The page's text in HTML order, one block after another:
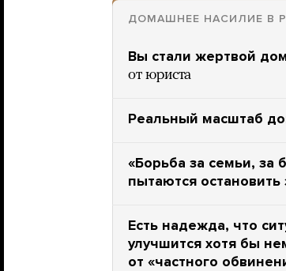
ДОМАШНЕЕ НАСИЛИЕ В
Вы стали жертвой
от юриста
Реальный масштаб
«Борьба за семьи, за
пытаются
Есть надежда, что
улучшится хотя бы
от «частного